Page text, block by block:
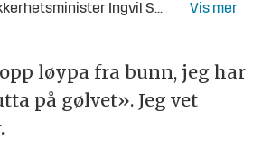
med Robert Mood og Røde Kors (Foto: Justis- og beredskapsdepartementet).
løypa fra bunn, jeg har
på gølvet». Jeg vet